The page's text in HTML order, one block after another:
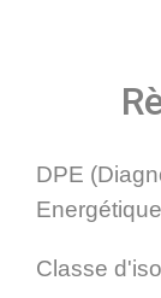
DPE
Classe